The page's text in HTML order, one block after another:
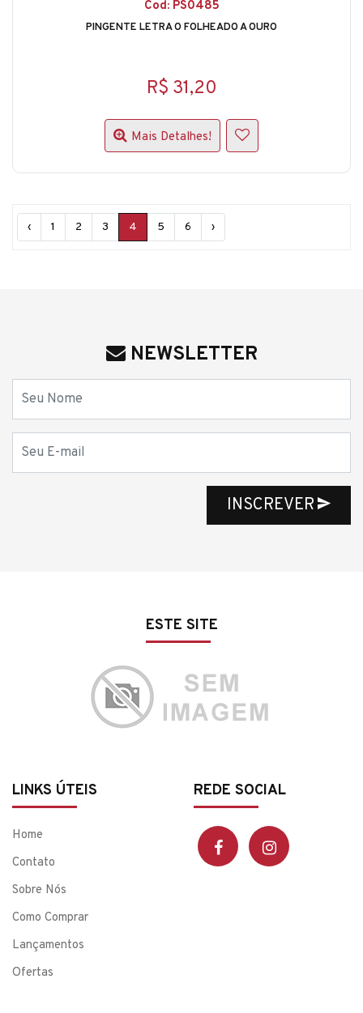
Cod: PS0485
PINGENTE LETRA O FOLHEADO A OURO
R$ 31,20
Mais Detalhes!
‹ 1 2 3 4 5 6 ›
NEWSLETTER
INSCREVER
ESTE SITE
LINKS ÚTEIS
Home
Contato
Sobre Nós
Como Comprar
Lançamentos
Ofertas
REDE SOCIAL